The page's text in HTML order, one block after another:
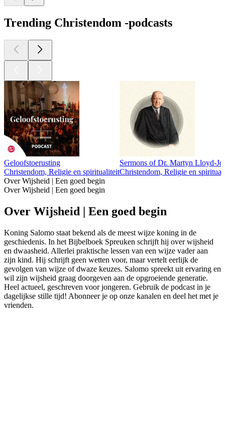
Trending Christendom -podcasts
Geloofstoerusting
Christendom, Religie en spiritualiteit
Sermons of Dr. Martyn Lloyd-
Christendom, Religie en
Over Wijsheid | Een goed begin
Over Wijsheid | Een goed begin
Over Wijsheid | Een goed begin
Koning Salomo staat bekend als de meest wijze koning in de
geschiedenis. In het Bijbelboek Spreuken schrijft hij over wijsheid
en dwaasheid. Allerlei praktische lessen van een wijze vader aan
zijn kind. Hij schrijft geen wetten voor, maar vertelt eerlijk de
gevolgen van wijze of dwaze keuzes. Salomo spreekt uit ervaring en
wil zijn wijsheid graag doorgeven aan de opgroeiende generatie.
Heel actueel, geschreven voor jongeren. Gebruik de podcast in je
dagelijkse stille tijd! Abonneer je op onze kanalen en deel het met je
vrienden.